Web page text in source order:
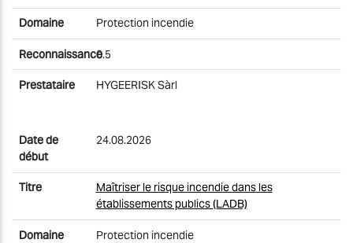
Protection incendie
0.5
HYGEERISK Sàrl
24.08.2026
Maîtriser le risque incendie dans les
établissements publics (LADB)
Protection incendie